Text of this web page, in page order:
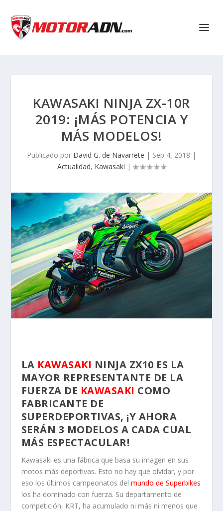
KAWASAKI NINJA ZX-10R
2019: ¡MÁS POTENCIA Y
MÁS MODELOS!
Publicado por David G. de Navarrete | Sep 4, 2018 |
Actualidad, Kawasaki |
LA KAWASAKI NINJA ZX10 ES LA
MAYOR REPRESENTANTE DE LA
FUERZA DE KAWASAKI COMO
FABRICANTE DE
SUPERDEPORTIVAS, ¡Y AHORA
SERÁN 3 MODELOS A CADA CUAL
MÁS ESPECTACULAR!
Kawasaki es una fábrica que basa su imagen en sus
motos más deportivas. Esto no hay que olvidar, y por
eso los últimos campeonatos del mundo de Superbikes
los ha dominado con fuerza. Su departamento de
competición, KRT, ha acumulado ni más ni menos que